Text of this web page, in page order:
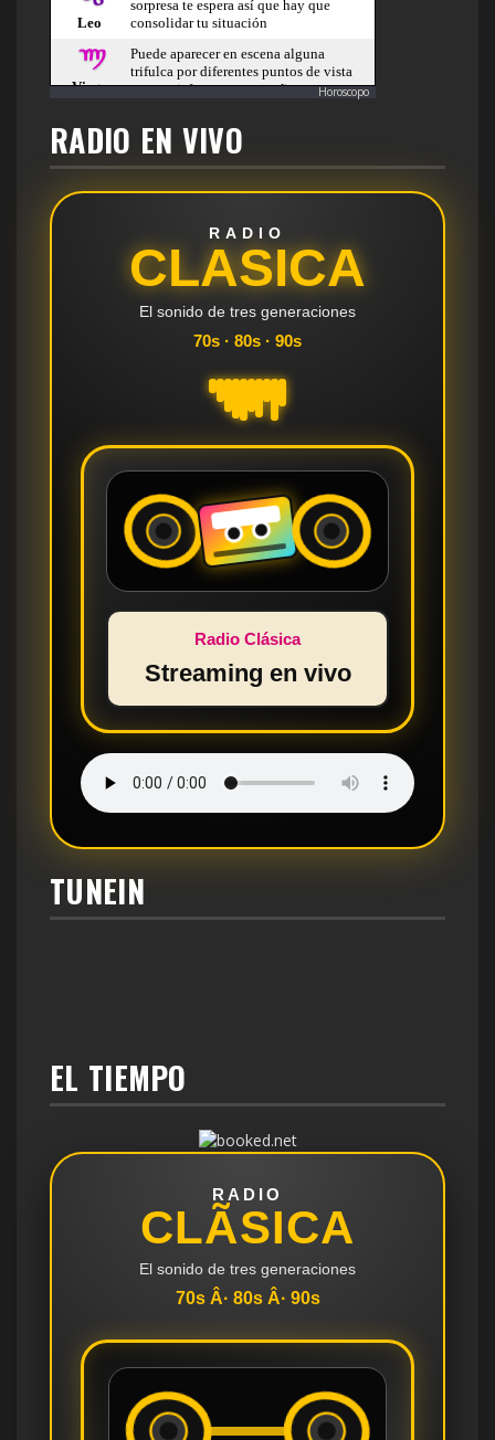
Horoscopo
RADIO EN VIVO
RADIO
CLASICA
El sonido de tres generaciones
70s · 80s · 90s
Radio Clásica
Streaming en vivo
TUNEIN
EL TIEMPO
RADIO
CLÃSICA
El sonido de tres generaciones
70s Â· 80s Â· 90s